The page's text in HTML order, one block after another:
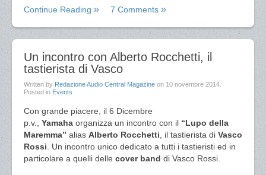
Continue Reading 7 Comments
Un incontro con Alberto Rocchetti, il
tastierista di Vasco
Written by Redazione Audio Central Magazine on 10 novembre 2014
Posted in Events
Con grande piacere, il 6 Dicembre
p.v., Yamaha organizza un incontro con il “Lupo della
Maremma” alias Alberto Rocchetti , il tastierista di Vasco
Rossi . Un incontro unico dedicato a tutti i tastieristi ed in
particolare a quelli delle cover band di Vasco Rossi.